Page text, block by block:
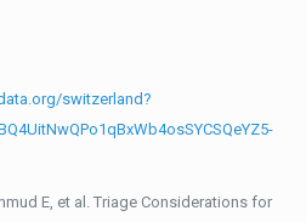
switzerland?
E, et al. Triage Considerations for